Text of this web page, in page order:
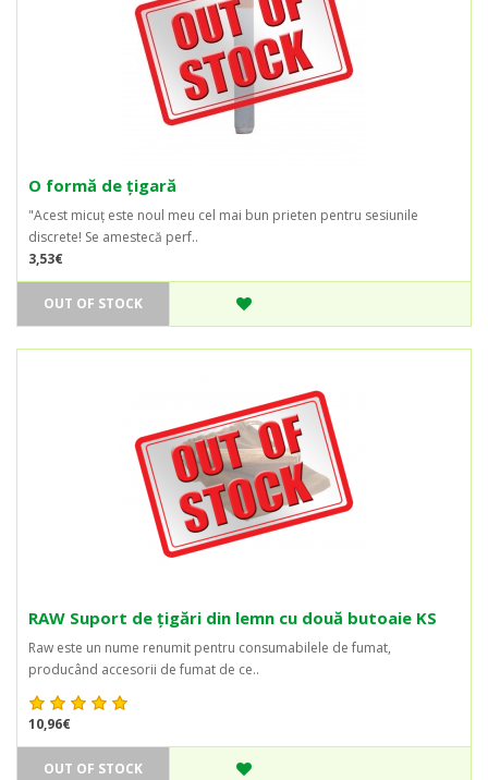
O formă de țigară
"Acest micuț este noul meu cel mai bun prieten pentru sesiunile
discrete! Se amestecă perf..
3,53€
OUT OF STOCK
RAW Suport de țigări din lemn cu două butoaie KS
Raw este un nume renumit pentru consumabilele de fumat,
producând accesorii de fumat de ce..
10,96€
OUT OF STOCK